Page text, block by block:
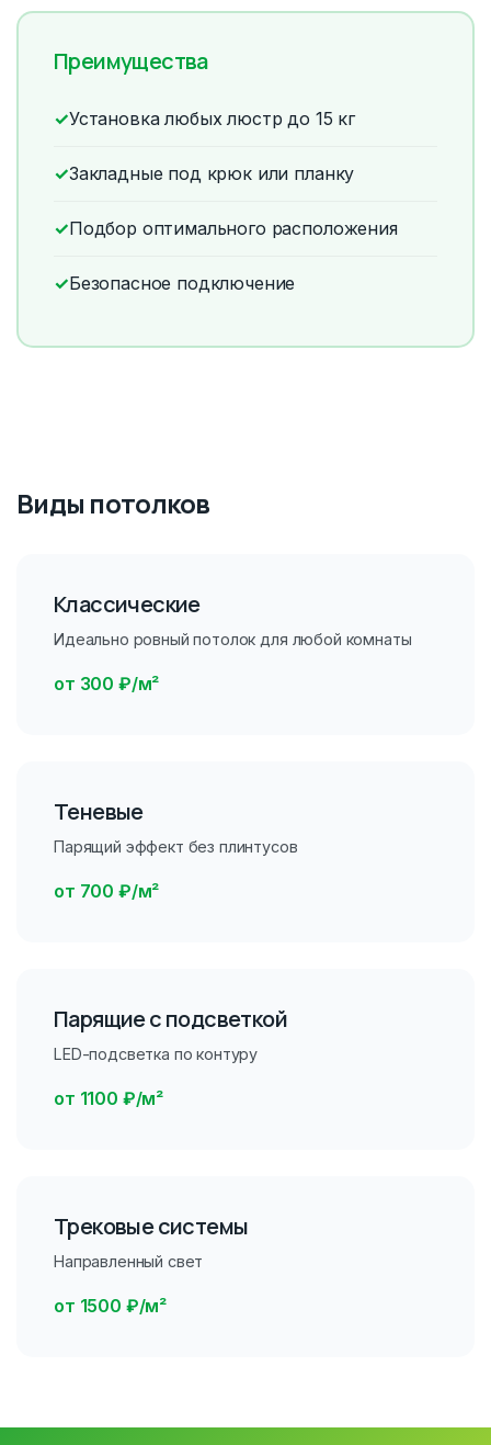
Преимущества
✓Установка любых люстр до 15 кг
✓Закладные под крюк или планку
✓Подбор оптимального расположения
✓Безопасное подключение
Виды потолков
Классические
Идеально ровный потолок для любой комнаты
от 300 ₽/м²
Теневые
Парящий эффект без плинтусов
от 700 ₽/м²
Парящие с подсветкой
LED-подсветка по контуру
от 1100 ₽/м²
Трековые системы
Направленный свет
от 1500 ₽/м²